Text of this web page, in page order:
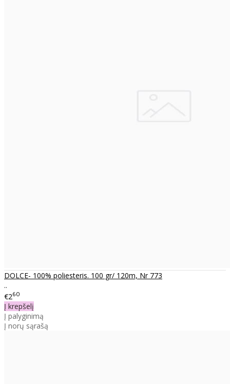
DOLCE- 100% poliesteris. 100 gr/ 120m, Nr 773
..
€260
Į krepšelį
Į palyginimą
Į norų sąrašą